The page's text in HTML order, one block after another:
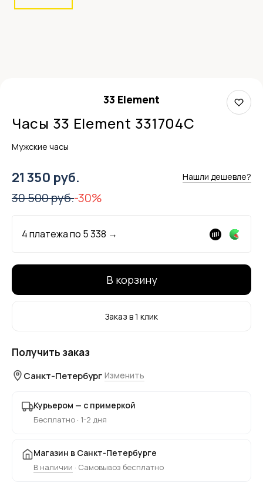
33 Element
Часы 33 Element 331704C
Мужские часы
21 350 руб. Нашли дешевле?
30 500 руб.-30%
4 платежа по 5 338 →
В корзину
Заказ в 1 клик
Получить заказ
Санкт-Петербург Изменить
Курьером — с примеркой
Бесплатно · 1-2 дня
Магазин в Санкт-Петербурге
В наличии · Самовывоз бесплатно